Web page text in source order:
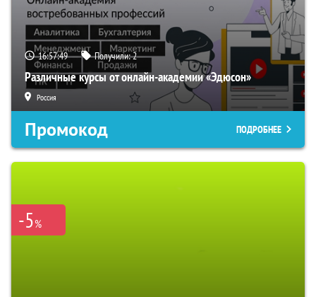
16:57:48 Получили:2
Различные курсы от онлайн-академии «Эдюсон»
Россия
Промокод ПОДРОБНЕЕ
-5%